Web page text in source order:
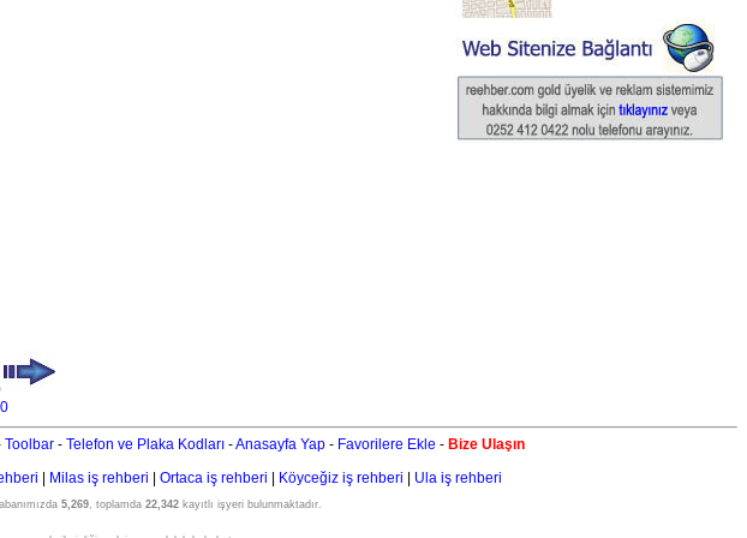
Toolbar - Telefon ve Plaka Kodları -Anasayfa Yap - Favorilere Ekle - Bize Ulaşın
Milas iş rehberi Ortaca iş rehberi Köyceğiz iş rehberi Ula iş rehberi
5,269, toplamda 22,342kayıtlı işyeri bulunmaktadır.